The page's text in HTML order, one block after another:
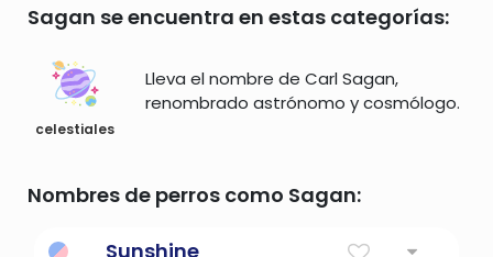
Sagan se encuentra en estas categorías:
celestiales
Lleva el nombre de Carl Sagan,
renombrado astrónomo y cosmólogo.
Nombres de perros como Sagan:
Sunshine